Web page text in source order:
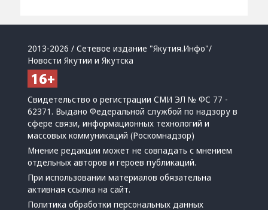
2013-2026 / Сетевое издание "Якутия.Инфо"/
Новости Якутии и Якутска
Свидетельство о регистрации СМИ ЭЛ № ФС 77 -
62371. Выдано Федеральной службой по надзору в
сфере связи, информационных технологий и
массовых коммуникаций (Роскомнадзор)
Мнение редакции может не совпадать с мнением
отдельных авторов и героев публикаций.
При использовании материалов обязательна
активная ссылка на сайт.
Политика обработки персональных данных